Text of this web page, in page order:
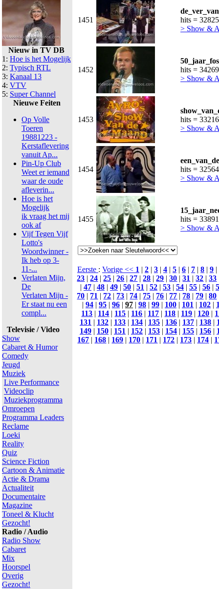
Nieuw in TV DB
1: Hoe is het Mogelijk
2: Typisch RTL
3: Kanaal 13
4: VTV
5: Super Channel
Nieuwe Feiten
Op Volle
Toeren
19881223 -
Kerstaflevering
vanuit Ap...
Pin-Up Club
Weet er iemand
waar de oude
afleverin...
Hoe is het
Mogelijk
ik vraag het mij
ook af
Vijf Tegen Vijf
Lotto's
Woordwinner -
Ik heb op 3-
11-...
Verlaten Mijn,
De
Verlaten Mijn -
Er staat nu een
compl...
Televisie / Video
Show
Cabaret & Humor
Comedy
Jeugd
Muziek
Live Performance
Videoclip
Muziekprogramma
Omroepen
Programma Leaders
Reclame
Loeki
Reality
Quiz
Science Fiction
Cartoon & Animatie
Actie & Drama
Actualiteit
Documentaire
Magazine
Toneel & Klucht
Gezocht!
Radio / Audio
Radio Show
Cabaret
Mix
Hoorspel
Overig
Gezocht!
1451
hits = 32825
> Show &
1452
hits = 34269
> Show &
1453
hits = 33216
> Show &
1454
hits = 32564
> Show &
1455
hits = 33891
> Show &
Eerste : Vorige << 1 | 2 | 3 | 4 | 5 | 6 | 7 | 8 | 9 |
23 |24 |25 |26 |27 |28 |29 |30 |31 |32 |33
| 47 | 48 | 49 | 50 | 51 | 52 | 53 | 54 | 55 | 56 |
70 | 71 | 72 | 73 | 74 | 75 | 76 | 77 | 78 | 79 |80
| 94 | 95 | 96 | 97 | 98 | 99 | 100 | 101 | 102 |
113 | 114 | 115 | 116 | 117 | 118 | 119 | 120 |
131 | 132 | 133 | 134 | 135 | 136 | 137 | 138 |
149 | 150 | 151 | 152 | 153 | 154 | 155 | 156 |
167 | 168 | 169 | 170 | 171 | 172 | 173 | 174 |